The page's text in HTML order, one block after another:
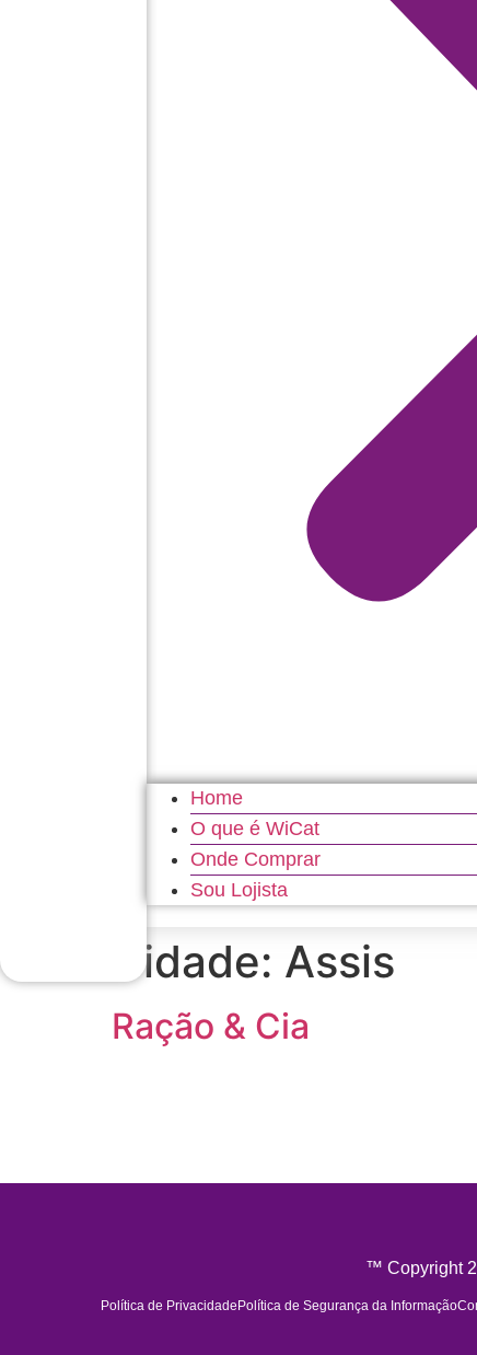
Home
O que é WiCat
Onde Comprar
Sou Lojista
Cidade: Assis
Ração & Cia
™ Copyright
Política de Privacidade Política de Segurança da Informação